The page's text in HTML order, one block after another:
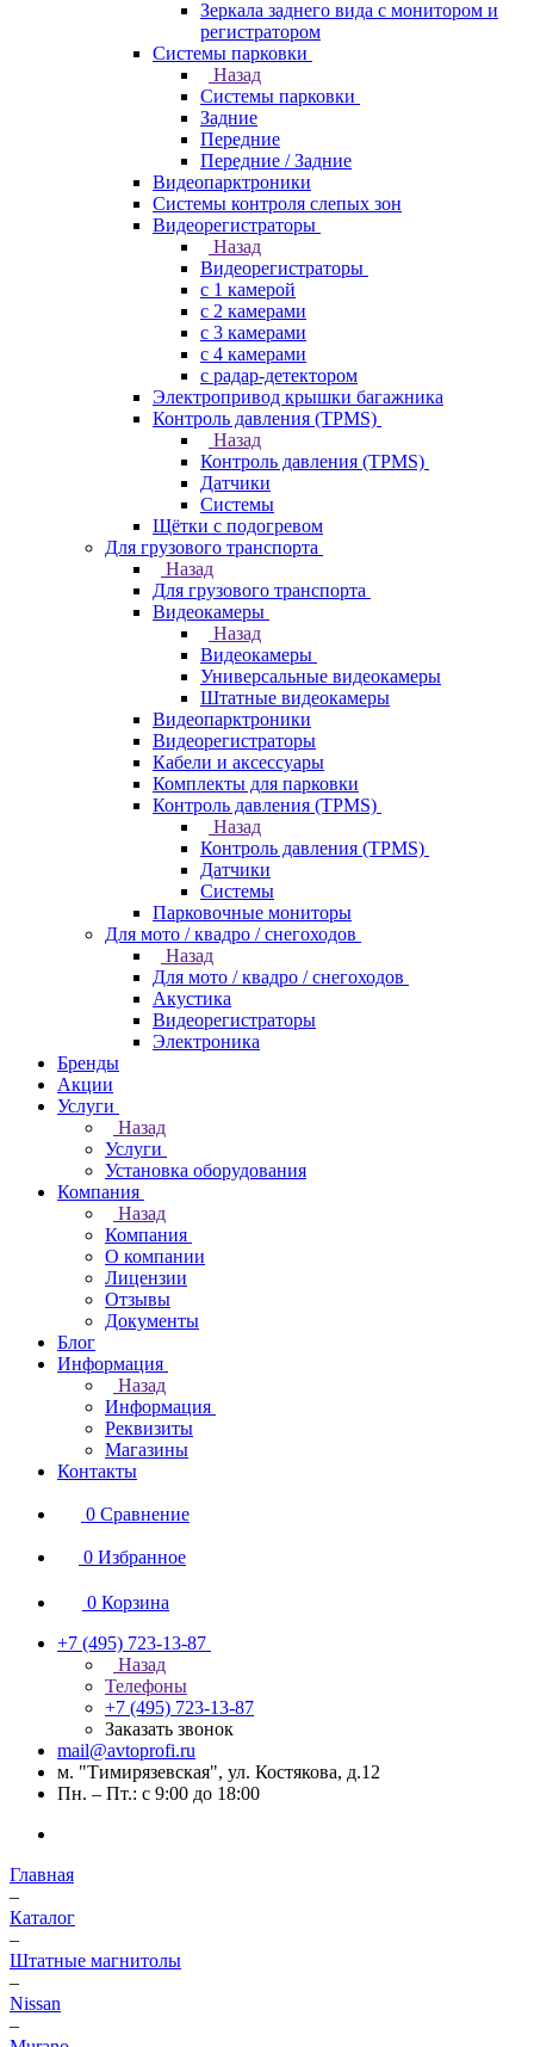
Зеркала заднего вида с монитором и
регистратором
Системы парковки
Назад
Системы парковки
Задние
Передние
Передние / Задние
Видеопарктроники
Системы контроля слепых зон
Видеорегистраторы
Назад
Видеорегистраторы
с 1 камерой
с 2 камерами
с 3 камерами
с 4 камерами
с радар-детектором
Электропривод крышки багажника
Контроль давления (TPMS)
Назад
Контроль давления (TPMS)
Датчики
Системы
Щётки с подогревом
Для грузового транспорта
Назад
Для грузового транспорта
Видеокамеры
Назад
Видеокамеры
Универсальные видеокамеры
Штатные видеокамеры
Видеопарктроники
Видеорегистраторы
Кабели и аксессуары
Комплекты для парковки
Контроль давления (TPMS)
Назад
Контроль давления (TPMS)
Датчики
Системы
Парковочные мониторы
Для мото / квадро / снегоходов
Назад
Для мото / квадро / снегоходов
Акустика
Видеорегистраторы
Электроника
Бренды
Акции
Услуги
Назад
Услуги
Установка оборудования
Компания
Назад
Компания
О компании
Лицензии
Отзывы
Документы
Блог
Информация
Назад
Информация
Реквизиты
Магазины
Контакты
0 Сравнение
0 Избранное
0 Корзина
+7 (495) 723-13-87
Назад
Телефоны
+7 (495) 723-13-87
Заказать звонок
mail@avtoprofi.ru
м. "Тимирязевская", ул. Костякова, д.12
Пн. – Пт.: с 9:00 до 18:00
Главная
–
Каталог
–
Штатные магнитолы
–
Nissan
–